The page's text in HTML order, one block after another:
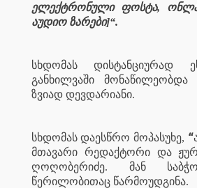
ელექტრონული ფოსტა,
აუდიო ზარები]“.
სხდომას დისტანციურად
განხილვაში მონაწილეობდა
ზვიად დევდარიანი.
სხდომას დაესწრო მოპასუხე, “
მთავარი რედაქტორი და
ღოღობერიძე. მან
წერილობითაც წარმოუდგინა.